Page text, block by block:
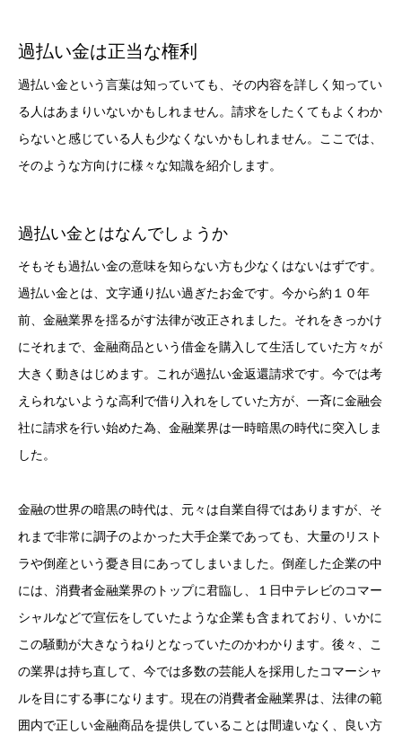
過払い金は正当な権利
過払い金という言葉は知っていても、その内容を詳しく知ってい
る人はあまりいないかもしれません。請求をしたくてもよくわか
らないと感じている人も少なくないかもしれません。ここでは、
そのような方向けに様々な知識を紹介します。
過払い金とはなんでしょうか
そもそも過払い金の意味を知らない方も少なくはないはずです。
過払い金とは、文字通り払い過ぎたお金です。今から約１０年
前、金融業界を揺るがす法律が改正されました。それをきっかけ
にそれまで、金融商品という借金を購入して生活していた方々が
大きく動きはじめます。これが過払い金返還請求です。今では考
えられないような高利で借り入れをしていた方が、一斉に金融会
社に請求を行い始めた為、金融業界は一時暗黒の時代に突入しま
した。
金融の世界の暗黒の時代は、元々は自業自得ではありますが、そ
れまで非常に調子のよかった大手企業であっても、大量のリスト
ラや倒産という憂き目にあってしまいました。倒産した企業の中
には、消費者金融業界のトップに君臨し、１日中テレビのコマー
シャルなどで宣伝をしていたような企業も含まれており、いかに
この騒動が大きなうねりとなっていたのかわかります。後々、こ
の業界は持ち直して、今では多数の芸能人を採用したコマーシャ
ルを目にする事になります。現在の消費者金融業界は、法律の範
囲内で正しい金融商品を提供していることは間違いなく、良い方